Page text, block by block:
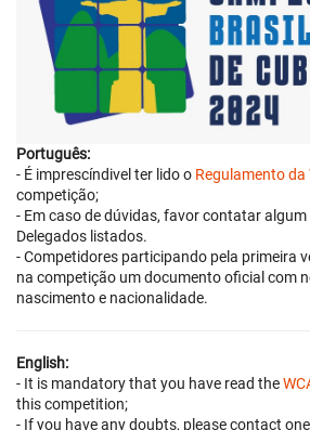
Português:
- É imprescíndivel ter lido o Regulamento da
competição;
- Em caso de dúvidas, favor contatar
Delegados listados.
- Competidores participando pela primeira
na competição um documento oficial com
nascimento e nacionalidade.
English:
- It is mandatory that you have read the
this competition;
- If you have any doubts, please contact